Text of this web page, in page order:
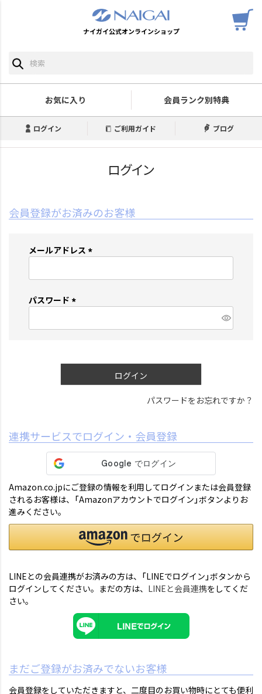
ナイガイ公式オンラインショップ
お気に入り 会員ランク別特典
ログイン ご利用ガイド ブログ
ログイン
会員登録がお済みのお客様
メールアドレス
必
パスワード
必
ログイン
パスワードをお忘れですか？
連携サービスでログイン・会員登録
Amazon.co.jpにご登録の情報を利用してログインまたは会員登録
されるお客様は、「Amazonアカウントでログイン」ボタンよりお
進みください。
LINEとの会員連携がお済みの方は、「LINEでログイン」ボタンから
ログインしてください。まだの方は、 LINEと会員連携をしてくだ
さい。
まだご登録がお済みでないお客様
会員登録をしていただきますと、二度目のお買い物時にとても便利